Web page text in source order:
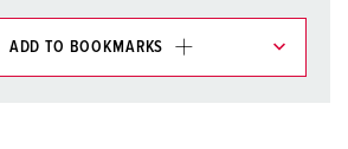
ADD TO BOOKMARKS